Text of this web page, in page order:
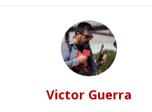
Victor Guerra